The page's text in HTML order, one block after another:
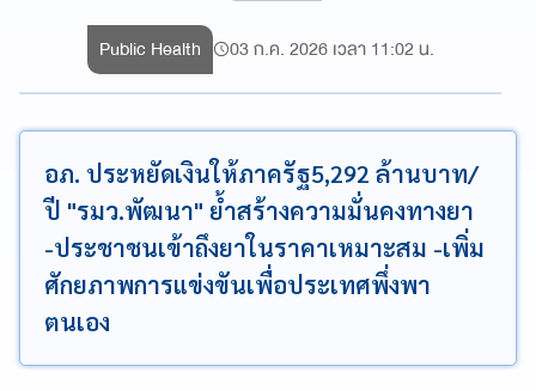
Public Health 03 ก.ค. 2026 เวลา 11:02 น.
อภ. ประหยัดเงินให้ภาครัฐ5,292 ล้านบาท/
ปี "รมว.พัฒนา" ย้ำสร้างความมั่นคงทางยา
-ประชาชนเข้าถึงยาในราคาเหมาะสม -เพิ่ม
ศักยภาพการแข่งขันเพื่อประเทศพึ่งพา
ตนเอง